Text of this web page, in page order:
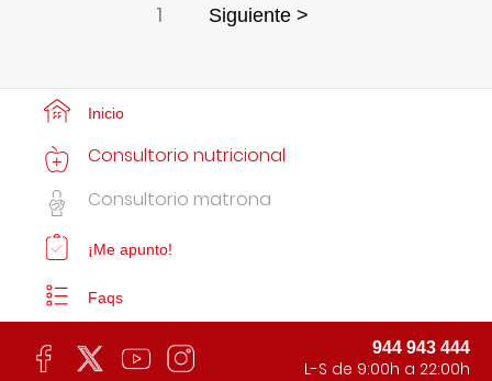
1 Siguiente >
Inicio
Consultorio nutricional
Consultorio matrona
¡Me apunto!
Faqs
944 943 444
L-S de 9:00h a 22:00h